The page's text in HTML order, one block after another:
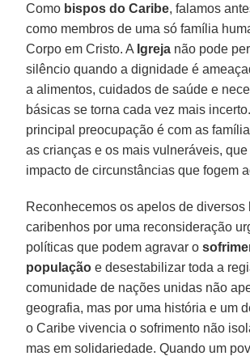
Como bispos do Caribe, falamos
como membros de uma só família
Corpo em Cristo. A Igreja não pode
silêncio quando a dignidade é
a alimentos, cuidados de saúde e
básicas se torna cada vez mais
principal preocupação é com as
as crianças e os mais vulneráveis, que
impacto de circunstâncias que fogem
Reconhecemos os apelos de diversos
caribenhos por uma reconsideração
políticas que podem agravar o
população e desestabilizar toda a
comunidade de nações unidas não
geografia, mas por uma história e um
o Caribe vivencia o sofrimento não
mas em solidariedade. Quando um